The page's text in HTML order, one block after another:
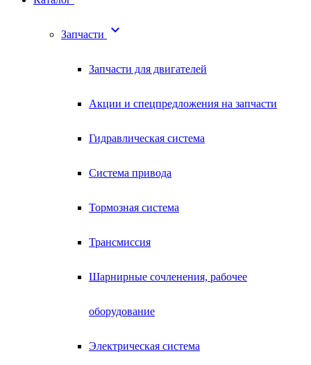
Запчасти 
Запчасти для двигателей
Акции и спецпредложения на запчасти
Гидравлическая система
Система привода
Тормозная система
Трансмиссия
Шарнирные сочленения, рабочее
оборудование
Электрическая система